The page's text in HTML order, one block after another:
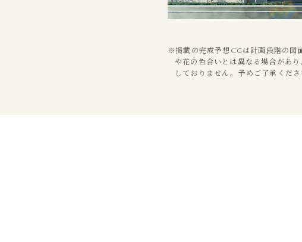
※掲載の完成予想CGは計画段階の図
や花の色合いとは異なる場合があ
しておりません。予めご了承くだ